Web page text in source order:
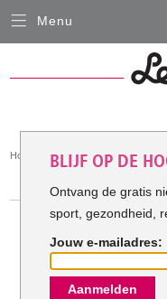
You
Home Hardloopkleding
Meest
Menu
Sluiten
FIETSKLEDING
SERVICE
Inloggen
Contact- en
BLIJF OP DE
Ontvang de gratis
sport, gezondheid,
Jouw e-mailadres:
Aanmelden